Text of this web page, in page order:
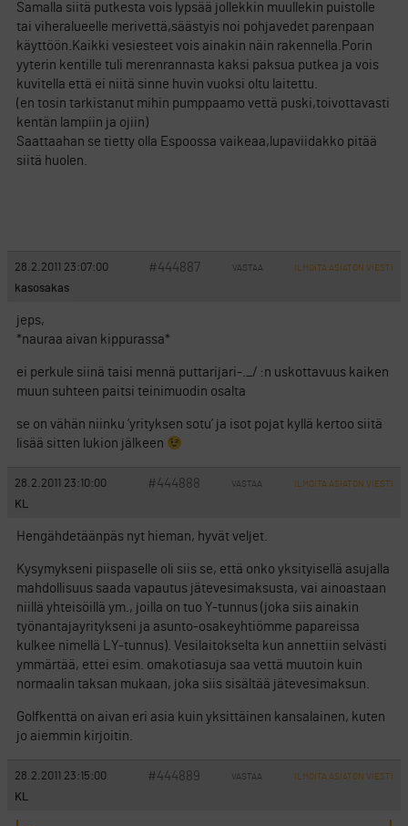
Samalla siitä putkesta vois lypsää jollekkin muullekin puistolle
tai viheralueelle merivettä,säästyis noi pohjavedet parenpaan
käyttöön.Kaikki vesiesteet vois ainakin näin rakennella.Porin
yyterin kentille tuli merenrannasta kaksi paksua putkea ja vois
kuvitella että ei niitä sinne huvin vuoksi oltu laitettu.
(en tosin tarkistanut mihin pumppaamo vettä puski,toivottavasti
kentän lampiin ja ojiin)
Saattaahan se tietty olla Espoossa vaikeaa,lupaviidakko pitää
siitä huolen.
28.2.2011 23:07:00 #444887 VASTAA ILMOITA ASIATON VIESTI
kasosakas
jeps,
*nauraa aivan kippurassa*
ei perkule siinä taisi mennä puttarijari-._/ :n uskottavuus kaiken
muun suhteen paitsi teinimuodin osalta
se on vähän niinku ’yrityksen sotu’ ja isot pojat kyllä kertoo siitä
lisää sitten lukion jälkeen
28.2.2011 23:10:00 #444888 VASTAA ILMOITA ASIATON VIESTI
KL
Hengähdetäänpäs nyt hieman, hyvät veljet.
Kysymykseni piispaselle oli siis se, että onko yksityisellä asujalla
mahdollisuus saada vapautus jätevesimaksusta, vai ainoastaan
niillä yhteisöillä ym., joilla on tuo Y-tunnus (joka siis ainakin
työnantajayritykseni ja asunto-osakeyhtiömme papareissa
kulkee nimellä LY-tunnus). Vesilaitokselta kun annettiin selvästi
ymmärtää, ettei esim. omakotiasuja saa vettä muutoin kuin
normaalin taksan mukaan, joka siis sisältää jätevesimaksun.
Golfkenttä on aivan eri asia kuin yksittäinen kansalainen, kuten
jo aiemmin kirjoitin.
28.2.2011 23:15:00 #444889 VASTAA ILMOITA ASIATON VIESTI
KL